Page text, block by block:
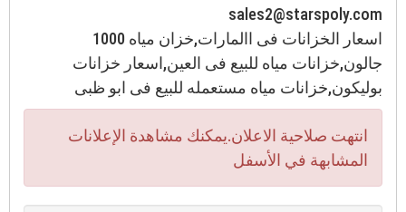
sales2@starspoly.com
اسعار الخزانات فى االمارات,خزان مياه 1000
جالون,خزانات مياه للبيع فى العين,اسعار خزانات
بوليكون,خزانات مياه مستعمله للبيع فى ابو ظبى
انتهت صلاحية الاعلان.يمكنك مشاهدة الإعلانات
المشابهة في الأسفل